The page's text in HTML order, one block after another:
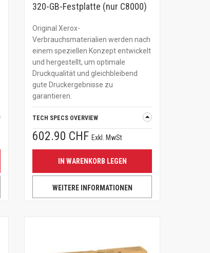
320-GB-Festplatte (nur C8000)
Original Xerox-
Verbrauchsmaterialien werden nach
einem speziellen Konzept entwickelt
und hergestellt, um optimale
Druckqualität und gleichbleibend
gute Druckergebnisse zu
garantieren.
TECH SPECS OVERVIEW
602.90 CHFExkl. MwSt
IN WARENKORB LEGEN
WEITERE INFORMATIONEN